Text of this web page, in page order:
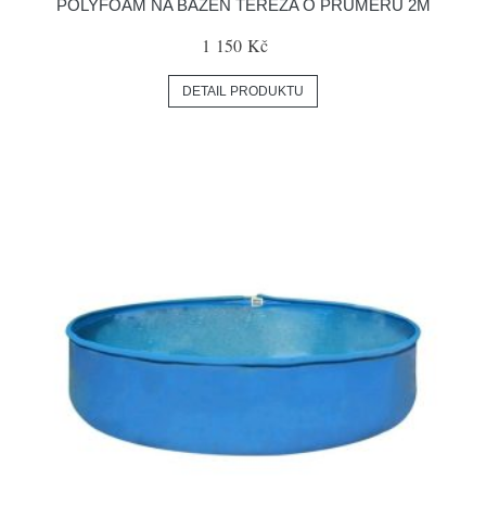
POLYFOAM NA BAZÉN TEREZA O PRŮMĚRU 2M
1 150 Kč
DETAIL PRODUKTU